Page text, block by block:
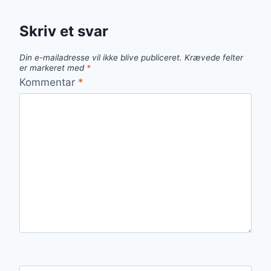
Skriv et svar
Din e-mailadresse vil ikke blive publiceret. Krævede felter
er markeret med *
Kommentar *